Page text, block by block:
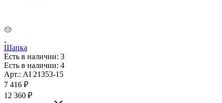
Шапка
Есть в наличии: 3
Есть в наличии: 4
Арт.: AI 21353-15
7 416 ₽
12 360 ₽